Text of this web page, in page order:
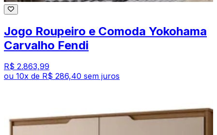
Jogo Roupeiro e Comoda Yokohama
Carvalho Fendi
R$ 2.863,99
ou 10x de R$ 286,40 sem juros